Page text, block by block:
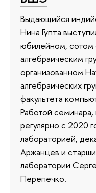
Выдающийся
Нина Гупта
юбилейном, сотом
алгебраическим
организованном
алгебраических
факультета
Работой
регулярно с 2020
лабораторией,
Аржанцев и
лаборатории
Перепечко.